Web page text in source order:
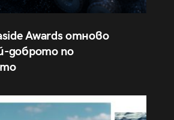
Awards отново
доброто по